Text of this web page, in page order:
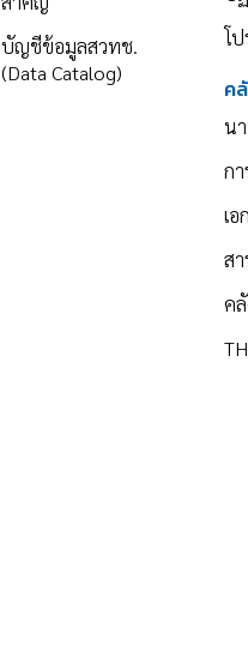
บัญชีข้อมูลสวทช.
(Data Catalog)
โ
ค
น
ก
เอ
ส
ค